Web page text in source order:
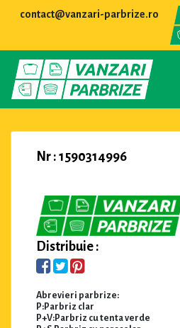
contact@vanzari-parbrize.ro
Nr : 1590314996
Distribuie :
Abrevieri parbrize:
P:Parbriz clar
P+V:Parbriz cu tenta verde